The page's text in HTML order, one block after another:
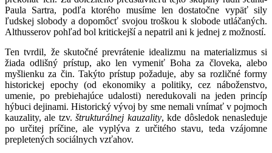
Paula Sartra, podľa ktorého musíme len dostatočne vypäť sily
ľudskej slobody a dopomôcť svojou troškou k slobode utláčaných.
Althusserov pohľad bol kritickejší a nepatril ani k jednej z možností.
Ten tvrdil, že skutočné prevrátenie idealizmu na materializmus si
žiada odlišný prístup, ako len vymeniť Boha za človeka, alebo
myšlienku za čin. Takýto prístup požaduje, aby sa rozličné formy
historickej epochy (od ekonomiky a politiky, cez náboženstvo,
umenie, po prebiehajúce udalosti) neredukovali na jeden princíp
hýbuci dejinami. Historický vývoj by sme nemali vnímať v pojmoch
kauzality, ale tzv.štrukturálnej kauzality, kde dôsledok nenasleduje
po určitej príčine, ale vyplýva z určitého stavu, teda vzájomne
prepletených sociálnych vzťahov.